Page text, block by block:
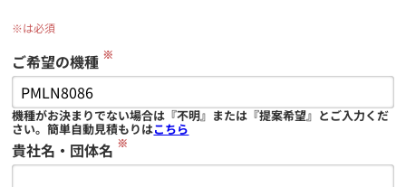
※は必須
ご希望の機種 ※
機種がお決まりでない場合は『不明』または『提案希望』とご入力くだ
さい。簡単自動見積もりはこちら
貴社名・団体名 ※